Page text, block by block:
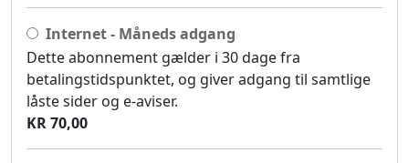
Internet - Måneds adgang
Dette abonnement gælder i 30 dage fra
betalingstidspunktet, og giver adgang til samtlige
låste sider og e-aviser.
KR 70,00